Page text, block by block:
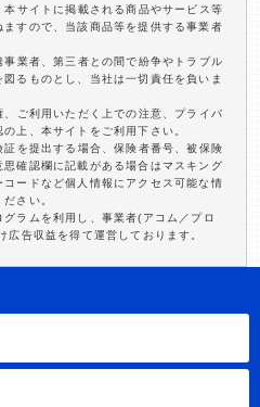
サイトに掲載される商品やサービス等
すので、当該商品等を提供する事業者
業者、第三者との間で紛争やトラブル
るものとし、当社は一切責任を負いま
ご利用いただく上での注意、プライバ
上、本サイトをご利用下さい。
を提出する場合、保険者番号、被保険
確認欄に記載がある場合はマスキング
ードなど個人情報にアクセス可能な情
さい。
ラムを利用し、事業者(アコム／プロ
広告収益を得て運営しております。